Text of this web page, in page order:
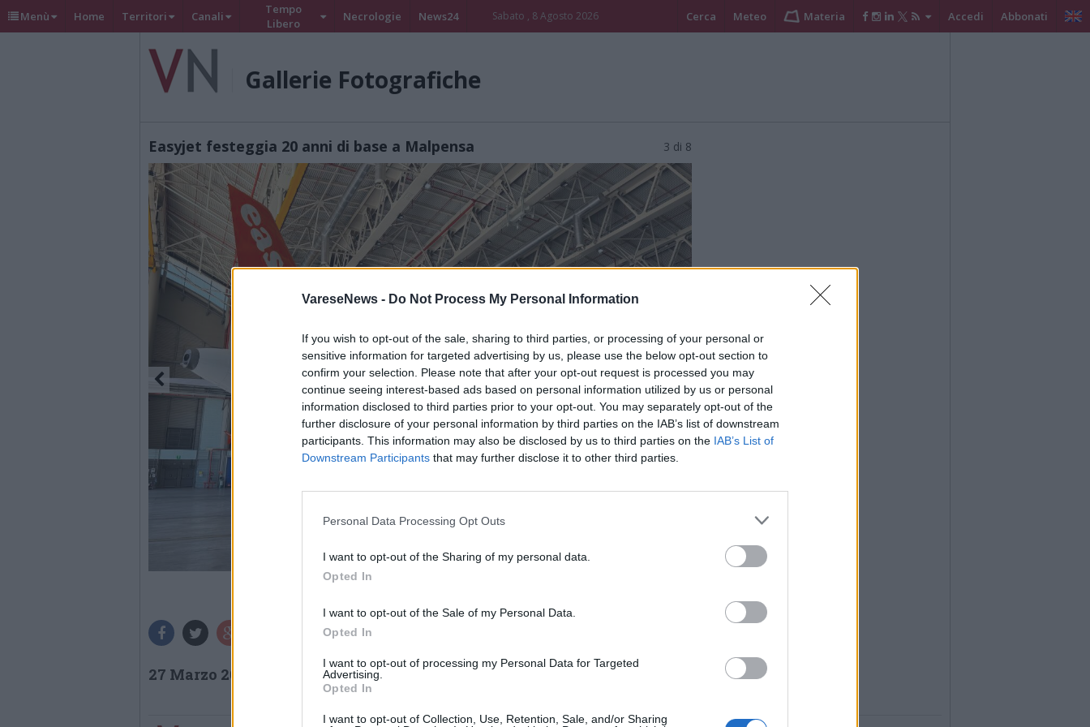
VareseNews - Do Not Process My Personal Information
If you wish to opt-out of the sale, sharing to third parties, or processing of your personal or
sensitive information for targeted advertising by us, please use the below opt-out section to
confirm your selection. Please note that after your opt-out request is processed you may
continue seeing interest-based ads based on personal information utilized by us or personal
information disclosed to third parties prior to your opt-out. You may separately opt-out of the
further disclosure of your personal information by third parties on the IAB’s list of downstream
participants. This information may also be disclosed by us to third parties on the IAB’s List of
Downstream Participants that may further disclose it to other third parties.
Personal Data Processing Opt Outs
I want to opt-out of the Sharing of my personal data.
Opted In
I want to opt-out of the Sale of my Personal Data.
Opted In
I want to opt-out of processing my Personal Data for Targeted
Advertising.
Opted In
I want to opt-out of Collection, Use, Retention, Sale, and/or Sharing
Menù Home Territori Canali
Tempo
Libero
Necrologie News24 Sabato , 8 Agosto 2026 Cerca Meteo Materia Accedi Abbonati
Gallerie Fotografiche
Easyjet festeggia 20 anni di base a Malpensa 3 di 8
27 Marzo 2026